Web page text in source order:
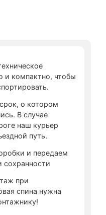
и компактно, чтобы
о котором
В случае
наш курьер
путь.
и передаем
сохранности
при
спина нужна